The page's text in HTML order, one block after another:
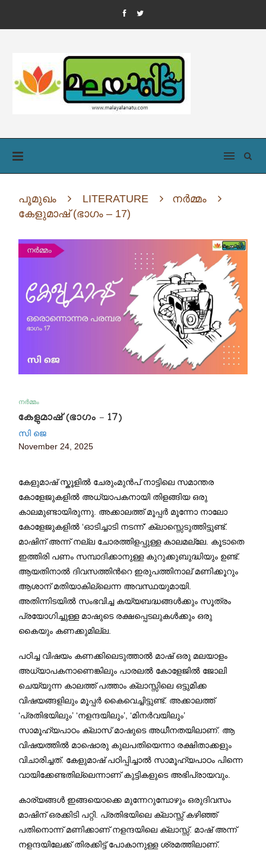
പൂമുഖം LITERATURE
നർമ്മം
കേളുമാഷ് (ഭാഗം – 17)
നർമ്മം
കേളുമാഷ് (ഭാഗം – 17)
സി ജെ
November 24, 2025
കേളുമാഷ് സ്കൂളിൽ ചേരുംമുൻപ് നാട്ടിലെ സമാന്തര
കോളേജുകളിൽ അധ്യാപകനായി തിളങ്ങിയ ഒരു
കാലമുണ്ടായിരുന്നു. അക്കാലത്ത് മൂപ്പർ മൂന്നോ നാലോ
കോളേജുകളിൽ ‘ഓടിച്ചാടി നടന്ന്’ ക്ലാസ്സെടുത്തിട്ടുണ്ട്.
മാഷിന് അന്ന് നല്ല ചോരത്തിളപ്പുള്ള കാലമല്ലേ. കൂടാതെ
ഇത്തിരി പണം സമ്പാദിക്കാനുള്ള കുറുക്കുബുദ്ധിയും ഉണ്ട്.
ആയതിനാൽ ദിവസത്തിന്‍റെ ഇരുപത്തിനാല് മണിക്കൂറും
ആശാന് മതിയാകില്ലെന്ന അവസ്ഥയുമായി.
അതിന്നിടയിൽ സംഭവിച്ച കയ്യബദ്ധങ്ങള്‍ക്കും സൂത്രം
പ്രയോഗിച്ചുള്ള മാഷുടെ രക്ഷപ്പെടലുകൾക്കും ഒരു
കൈയും കണക്കുമില്ല.
പഠിച്ച വിഷയം കണക്കിലെടുത്താൽ മാഷ് ഒരു മലയാളം
അധ്യാപകനാണെങ്കിലും പാരലൽ കോളേജിൽ ജോലി
ചെയ്യുന്ന കാലത്ത് പത്താം ക്ലാസ്സിലെ ഒട്ടുമിക്ക
വിഷയങ്ങളിലും മൂപ്പർ കൈവെച്ചിട്ടുണ്ട്. അക്കാലത്ത്
‘പ്രതിഭയിലും’ ‘നളന്ദയിലും’, ‘മിനർവയിലും’
സാമൂഹ്യപാഠം ക്ലാസ് മാഷുടെ അധീനതയിലാണ്. ആ
വിഷയത്തിൽ മാഷൊരു കുലപതിയെന്നാ രക്ഷിതാക്കളും
വിചാരിച്ചത്. കേളുമാഷ് പഠിപ്പിച്ചാൽ സാമൂഹ്യപാഠം പിന്നെ
വായിക്കേണ്ടതില്ലെന്നാണ് കുട്ടികളുടെ അഭിപ്രായവും.
കാര്യങ്ങൾ ഇങ്ങയൊക്കെ മുന്നേറുമ്പോഴും ഒരുദിവസം
മാഷിന് ഒരക്കിടി പറ്റി. പ്രതിഭയിലെ ക്ലാസ്സ് കഴിഞ്ഞ്
പതിനൊന്ന് മണിക്കാണ് നളന്ദയിലെ ക്ലാസ്സ്. മാഷ് അന്ന്
നളന്ദയിലേക്ക് തിരക്കിട്ട് പോകാനുള്ള ശ്രമത്തിലാണ്.